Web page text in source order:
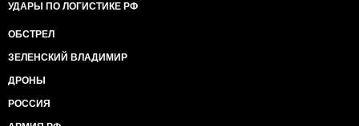
УДАРЫ ПО ЛОГИСТИКЕ РФ
ОБСТРЕЛ
ЗЕЛЕНСКИЙ ВЛАДИМИР
ДРОНЫ
РОССИЯ